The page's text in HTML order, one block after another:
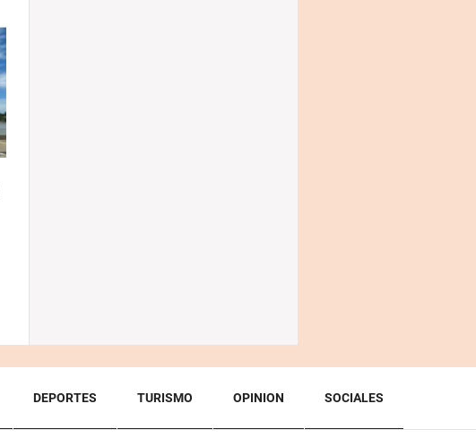
DEPORTES TURISMO OPINION SOCIALES